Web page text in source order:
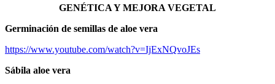
GENÉTICA Y MEJORA VEGETAL
Germinación de semillas de aloe vera
https://www.youtube.com/watch?v=IjExNQvoJEs
Sábila aloe vera